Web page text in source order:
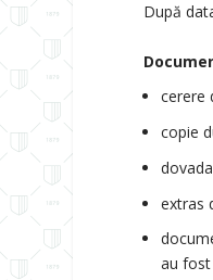
După
cerere
copie
extras
au fost